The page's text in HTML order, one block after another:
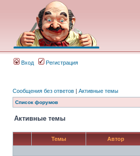
Вход Регистрация
Сообщения без ответов | Активные темы
Список форумов
Активные темы
Темы Автор